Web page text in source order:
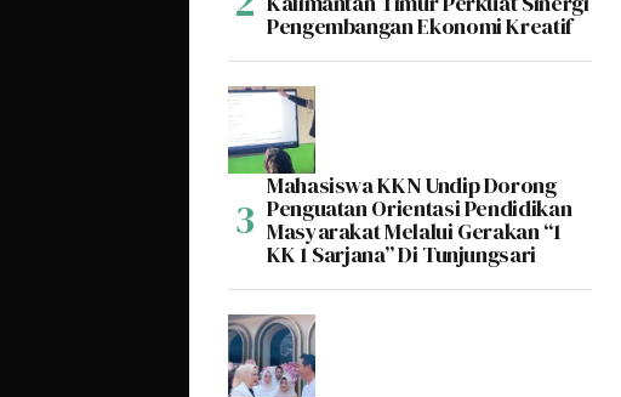
Pengembangan Ekonomi Kreatif
Mahasiswa KKN Undip Dorong
Penguatan Orientasi Pendidikan
Masyarakat Melalui Gerakan “1
KK 1 Sarjana” Di Tunjungsari